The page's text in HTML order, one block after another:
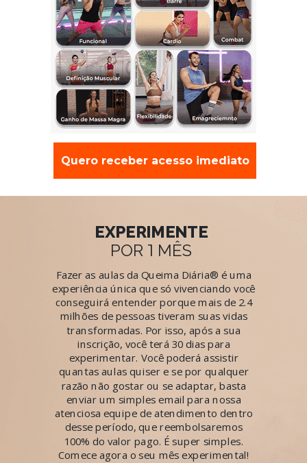
Fazer as aulas da Queima Diária® é uma
experiência única que só vivenciando você
conseguirá entender porque mais de 2.4
milhões de pessoas tiveram suas vidas
transformadas. Por isso, após a sua
inscrição, você terá 30 dias para
experimentar. Você poderá assistir
quantas aulas quiser e se por qualquer
razão não gostar ou se adaptar, basta
enviar um simples email para nossa
atenciosa equipe de atendimento dentro
desse período, que reembolsaremos
100% do valor pago. É super simples.
Comece agora o seu mês experimental!
EXPERIMENTE
POR 1 MÊS
Quero receber acesso imediato